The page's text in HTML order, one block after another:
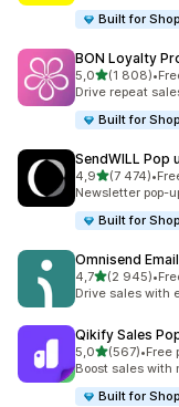
Built for
BON Loyalty
5,0z 5 hvězd
(1 808)
Celkový počet
•
Drive repeat
Built for
SendWILL Pop
4,9z 5 hvězd
(7 474)
Celkový počet•
Newsletter pop-
Built for
Omnisend
4,7z 5 hvězd
(2 945)
Celkový počet•
Drive sales with
Qikify Sales
5,0z 5 hvězd
(567)
Celkový počet
•Free
Boost sales with
Built for